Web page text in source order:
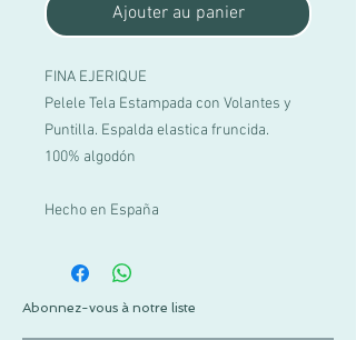
Ajouter au panier
FINA EJERIQUE
Pelele Tela Estampada con Volantes y
Puntilla. Espalda elastica fruncida.
100% algodón
Hecho en España
Abonnez-vous à notre liste